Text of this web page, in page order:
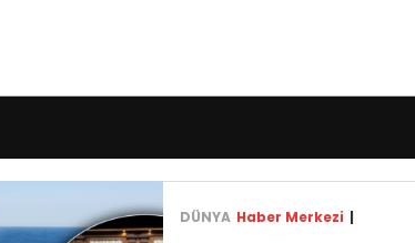
DÜNYA Haber Merkezi |